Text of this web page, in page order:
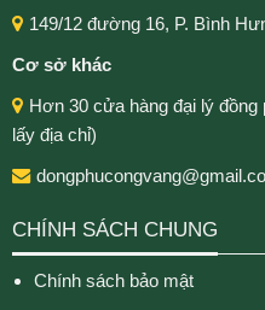
149/12 đường 16, P. Bình
Cơ sở khác
Hơn 30 cửa hàng đại lý đồng
lấy địa chỉ)
CHÍNH SÁCH CHUNG
Chính sách bảo mật